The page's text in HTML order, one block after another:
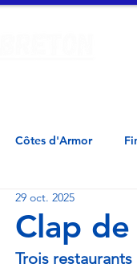
Côtes d'Armor
Clap
29 oct. 2025
Trois